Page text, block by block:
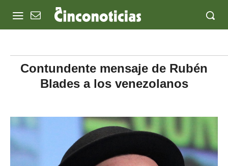
Contundente mensaje de Rubén
Blades a los venezolanos